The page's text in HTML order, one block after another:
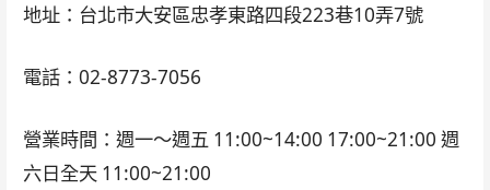
地址：台北市大安區忠孝東路四段223巷10弄7號
電話：02-8773-7056
營業時間：週一～週五 11:00~14:00 17:00~21:00 週
六日全天 11:00~21:00